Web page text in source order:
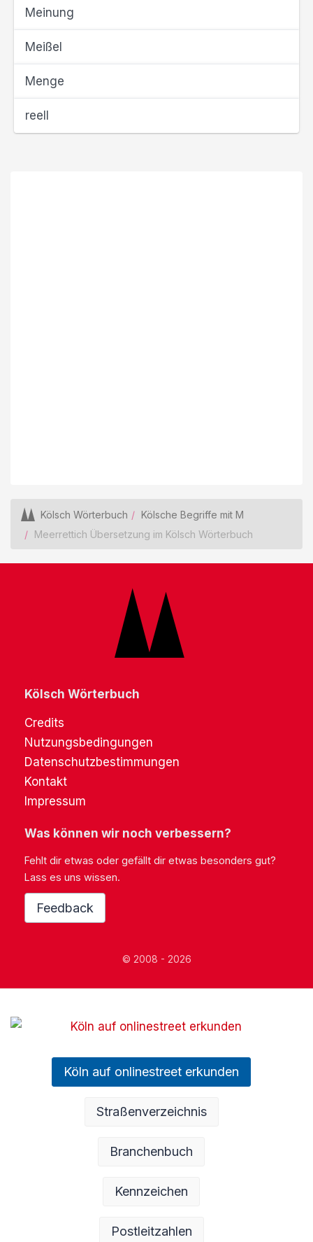
Meinung
Meißel
Menge
reell
Kölsch Wörterbuch
Kölsche Begriffe mit M
Meerrettich Übersetzung im Kölsch Wörterbuch
Kölsch Wörterbuch
Credits
Nutzungsbedingungen
Datenschutzbestimmungen
Kontakt
Impressum
Was können wir noch verbessern?
Fehlt dir etwas oder gefällt dir etwas besonders gut?
Lass es uns wissen.
Feedback
© 2008 - 2026
Köln auf onlinestreet erkunden
Straßenverzeichnis
Branchenbuch
Kennzeichen
Postleitzahlen